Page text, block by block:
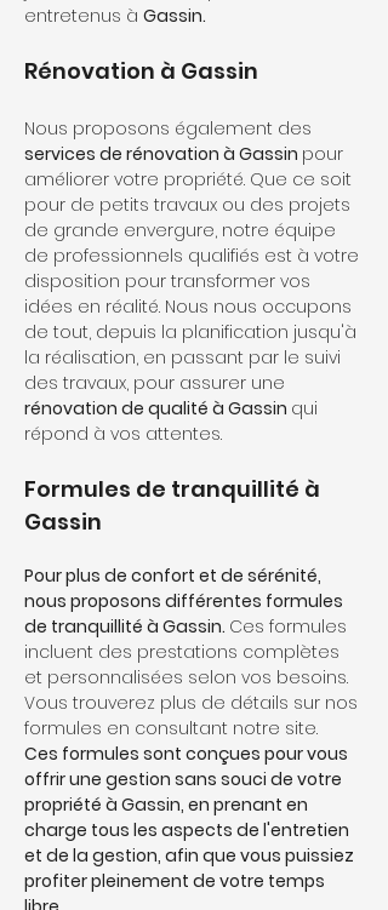
entretenus à Gassin.
Rénovation à Gassin
Nous proposons également des
services de rénovation à Gassin pour
améliorer votre propriété. Que ce soit
pour de petits travaux ou des projets
de grande envergure, notre équipe
de professionnels qualifiés est à votre
disposition pour transformer vos
idées en réalité. Nous nous occupons
de tout, depuis la planification jusqu'à
la réalisation, en passant par le suivi
des travaux, pour assurer une
rénovation de qualité à Gassin qui
répond à vos attentes.
Formules de tranquillité à
Gassin
Pour plus de confort et de sérénité,
nous proposons différentes formules
de tranquillité à Gassin. Ces formules
incluent des prestations complètes
et personnalisées selon vos besoins.
Vous trouverez plus de détails sur nos
formules en consultant notre site.
Ces formules sont conçues pour vous
offrir une gestion sans souci de votre
propriété à Gassin, en prenant en
charge tous les aspects de l'entretien
et de la gestion, afin que vous puissiez
profiter pleinement de votre temps